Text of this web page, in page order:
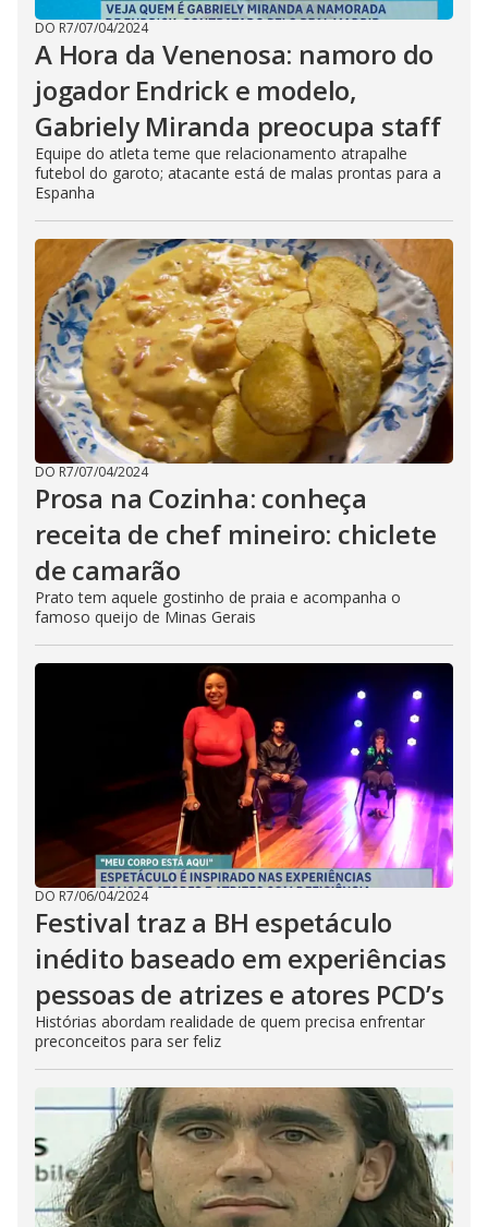
DO R7/07/04/2024
A Hora da Venenosa: namoro do
jogador Endrick e modelo,
Gabriely Miranda preocupa staff
Equipe do atleta teme que relacionamento atrapalhe
futebol do garoto; atacante está de malas prontas para a
Espanha
DO R7/07/04/2024
Prosa na Cozinha: conheça
receita de chef mineiro: chiclete
de camarão
Prato tem aquele gostinho de praia e acompanha o
famoso queijo de Minas Gerais
DO R7/06/04/2024
Festival traz a BH espetáculo
inédito baseado em experiências
pessoas de atrizes e atores PCD’s
Histórias abordam realidade de quem precisa enfrentar
preconceitos para ser feliz